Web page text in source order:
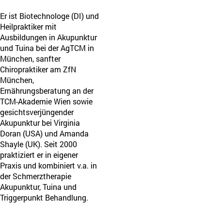
Er ist Biotechnologe (DI) und
Heilpraktiker mit
Ausbildungen in Akupunktur
und Tuina bei der AgTCM in
München, sanfter
Chiropraktiker am ZfN
München,
Ernährungsberatung an der
TCM-Akademie Wien sowie
gesichtsverjüngender
Akupunktur bei Virginia
Doran (USA) und Amanda
Shayle (UK). Seit 2000
praktiziert er in eigener
Praxis und kombiniert v.a. in
der Schmerztherapie
Akupunktur, Tuina und
Triggerpunkt Behandlung.